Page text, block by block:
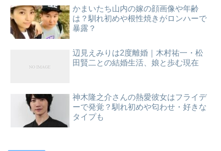
かまいたち山内の嫁の顔画像や年齢
は？馴れ初めや根性焼きがロンハーで
暴露？
辺見えみりは2度離婚｜木村祐一・松
田賢二との結婚生活、娘と歩む現在
神木隆之介さんの熱愛彼女はフライデ
ーで発覚？馴れ初めや匂わせ・好きな
タイプも